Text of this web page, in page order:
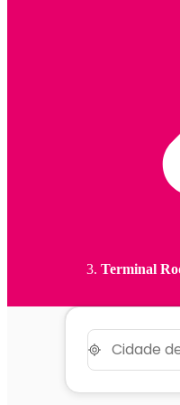
Terminal